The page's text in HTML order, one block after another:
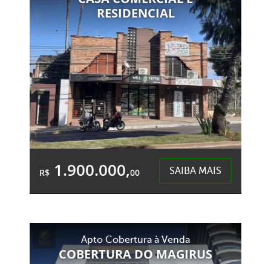
RESIDENCIAL
R$ 1.900.000,00 SAIBA MAIS
450,00m²
Área Privativa:
352,00m²
Apto Cobertura à Venda
COBERTURA DO MAGIRUS